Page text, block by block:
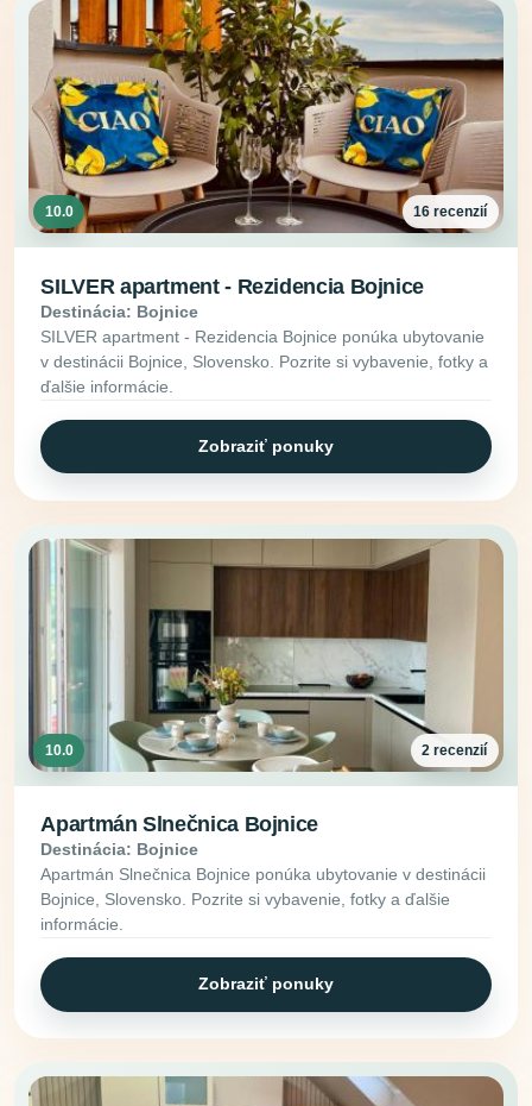
10.0 16 recenzií
SILVER apartment - Rezidencia Bojnice
Destinácia: Bojnice
SILVER apartment - Rezidencia Bojnice ponúka ubytovanie
v destinácii Bojnice, Slovensko. Pozrite si vybavenie, fotky a
ďalšie informácie.
Zobraziť ponuky
10.0 2 recenzií
Apartmán Slnečnica Bojnice
Destinácia: Bojnice
Apartmán Slnečnica Bojnice ponúka ubytovanie v destinácii
Bojnice, Slovensko. Pozrite si vybavenie, fotky a ďalšie
informácie.
Zobraziť ponuky